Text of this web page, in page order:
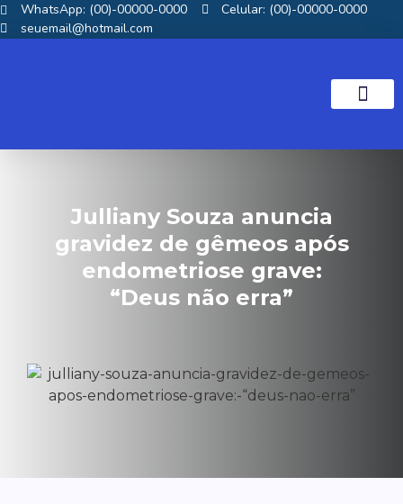
WhatsApp: (00)-00000-0000
Celular: (00)-00000-0000
seuemail@hotmail.com
Julliany Souza anuncia
gravidez de gêmeos após
endometriose grave:
“Deus não erra”